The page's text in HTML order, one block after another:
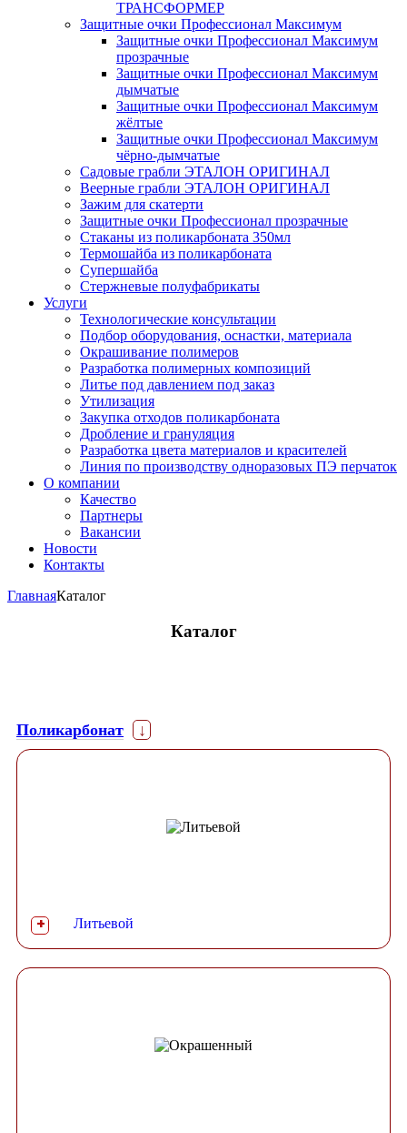
ТРАНСФОРМЕР
Защитные очки Профессионал Максимум
Защитные очки Профессионал Максимум
прозрачные
Защитные очки Профессионал Максимум
дымчатые
Защитные очки Профессионал Максимум
жёлтые
Защитные очки Профессионал Максимум
чёрно-дымчатые
Садовые грабли ЭТАЛОН ОРИГИНАЛ
Веерные грабли ЭТАЛОН ОРИГИНАЛ
Зажим для скатерти
Защитные очки Профессионал прозрачные
Стаканы из поликарбоната 350мл
Термошайба из поликарбоната
Супершайба
Стержневые полуфабрикаты
Услуги
Технологические консультации
Подбор оборудования, оснастки, материала
Окрашивание полимеров
Разработка полимерных композиций
Литье под давлением под заказ
Утилизация
Закупка отходов поликарбоната
Дробление и грануляция
Разработка цвета материалов и красителей
Линия по производству одноразовых ПЭ перчаток
О компании
Качество
Партнеры
Вакансии
Новости
Контакты
ГлавнаяКаталог
Каталог
Поликарбонат ↓
Литьевой
+